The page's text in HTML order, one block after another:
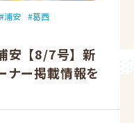
浦安
葛西
安【8/7号】新
ナー掲載情報を